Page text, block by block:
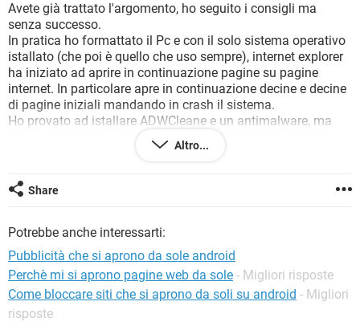
HARDWARE
INSTAGRAM WHATSAPP
TIKTOK FACEBOOK
HARDWARE
iOS
INSTAGRAM WHATSAPP
TIKTOK FACEBOOK
HARDWARE
Avete già trattato l'argomento, ho seguito i consigli ma
senza successo.
In pratica ho formattato il Pc e con il solo sistema operativo
istallato (che poi è quello che uso sempre), internet explorer
ha iniziato ad aprire in continuazione pagine su pagine
internet. In particolare apre in continuazione decine e decine
di pagine iniziali mandando in crash il sistema.
Ho provato ad istallare ADWCleane e un antimalware, ma
dopo la scansione i due programmi non trovano niente.
Sapete dirmi cosa posso fare?Altro...
Share
Potrebbe anche interessarti:
Pubblicità che si aprono da sole android
Perchè mi si aprono pagine web da sole - Migliori risposte
Come bloccare siti che si aprono da soli su android - Migliori
risposte